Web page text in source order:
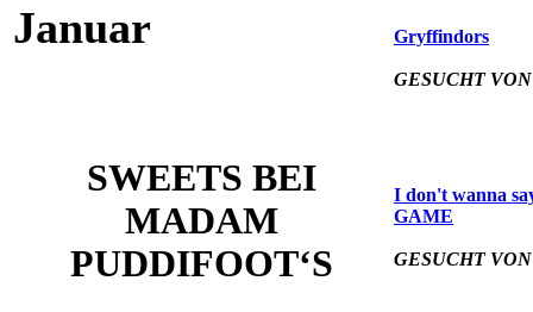
Januar
SWEETS BEI
MADAM
PUDDIFOOT‘S
Gryffindors
GESUCHT VON
I don't wanna
GAME
GESUCHT VON